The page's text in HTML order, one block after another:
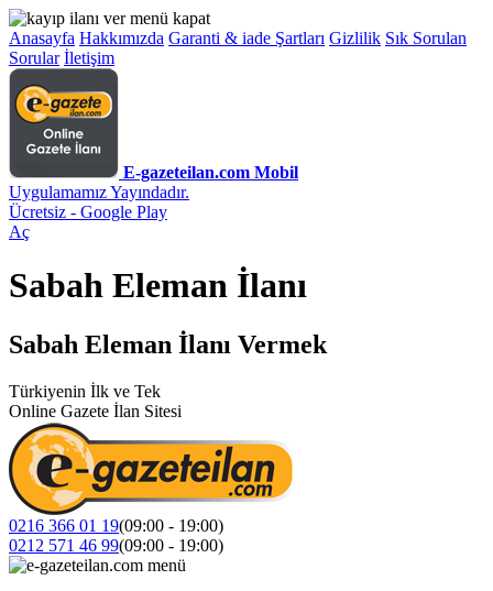
Anasayfa Hakkımızda Garanti & iade Şartları Gizlilik Sık Sorulan
Sorular İletişim
E-gazeteilan.com Mobil
Uygulamamız Yayındadır.
Ücretsiz - Google Play
Aç
Sabah Eleman İlanı
Sabah Eleman İlanı Vermek
Türkiyenin İlk ve Tek
Online Gazete İlan Sitesi
0216 366 01 19(09:00 - 19:00)
0212 571 46 99(09:00 - 19:00)